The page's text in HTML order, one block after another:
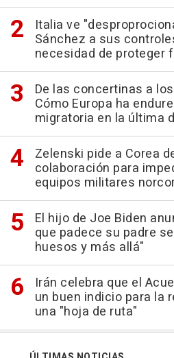
Italia ve
Sánchez a sus
necesidad de proteger
De las concertinas a
Cómo Europa ha
migratoria en la última
Zelenski pide a Corea
colaboración para
equipos militares
El hijo de Joe Biden
que padece su padre
huesos y más allá"
Irán celebra que el
un buen indicio para la
una "hoja de ruta"